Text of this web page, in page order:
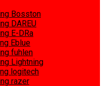
Bosston
DAREU
E-DRa
Eblue
fuhlen
Lightning
logitech
razer